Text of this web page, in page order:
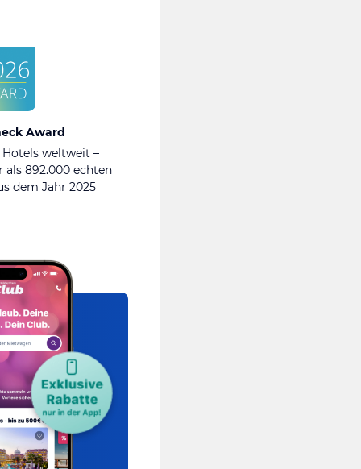
Award
weltweit –
als 892.000 echten
dem Jahr 2025